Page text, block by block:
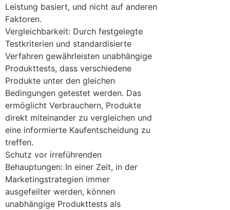
Leistung basiert, und nicht auf anderen
Faktoren.
Vergleichbarkeit: Durch festgelegte
Testkriterien und standardisierte
Verfahren gewährleisten unabhängige
Produkttests, dass verschiedene
Produkte unter den gleichen
Bedingungen getestet werden. Das
ermöglicht Verbrauchern, Produkte
direkt miteinander zu vergleichen und
eine informierte Kaufentscheidung zu
treffen.
Schutz vor irreführenden
Behauptungen: In einer Zeit, in der
Marketingstrategien immer
ausgefeilter werden, können
unabhängige Produkttests als